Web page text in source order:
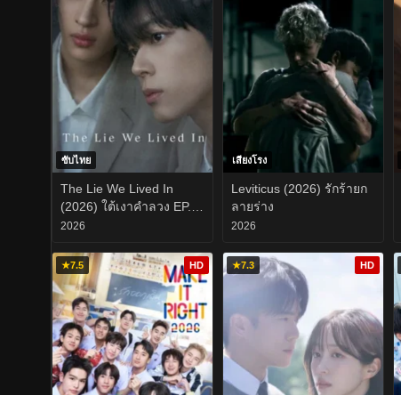
ซับไทย
The Lie We Lived In
(2026) ใต้เงาคำลวง EP.1-
8
2026
เสียงโรง
Leviticus (2026) รักร้ายก
ลายร่าง
2026
★7.5 HD ★7.3 HD